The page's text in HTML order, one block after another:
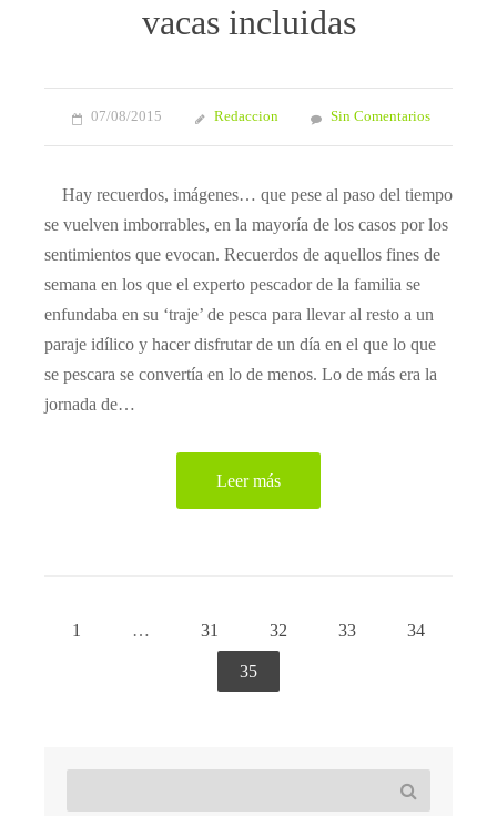
vacas incluidas
07/08/2015 Redaccion Sin Comentarios
Hay recuerdos, imágenes… que pese al paso del tiempo
se vuelven imborrables, en la mayoría de los casos por los
sentimientos que evocan. Recuerdos de aquellos fines de
semana en los que el experto pescador de la familia se
enfundaba en su ‘traje’ de pesca para llevar al resto a un
paraje idílico y hacer disfrutar de un día en el que lo que
se pescara se convertía en lo de menos. Lo de más era la
jornada de…
Leer más
1 … 31 32 33 34
35